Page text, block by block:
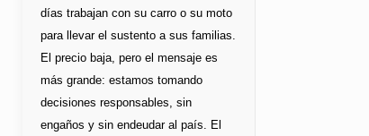
días trabajan con su carro o su moto
para llevar el sustento a sus familias.
El precio baja, pero el mensaje es
más grande: estamos tomando
decisiones responsables, sin
engaños y sin endeudar al país. El